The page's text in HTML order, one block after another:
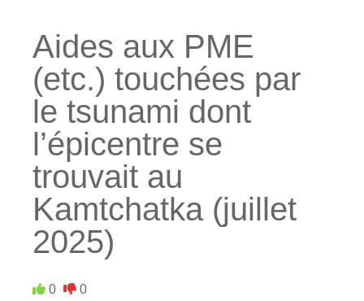
Aides aux PME
(etc.) touchées par
le tsunami dont
l’épicentre se
trouvait au
Kamtchatka (juillet
2025)
0 0